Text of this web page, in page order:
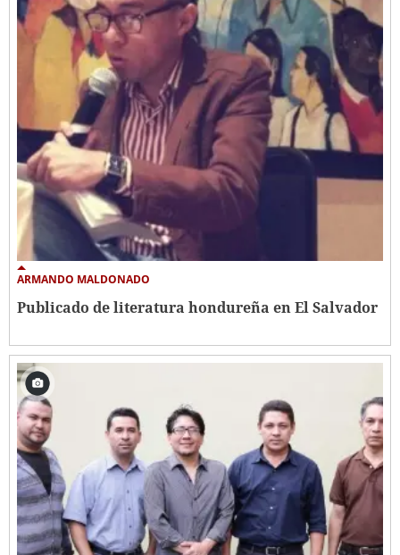
ARMANDO MALDONADO
Publicado de literatura hondureña en El Salvador